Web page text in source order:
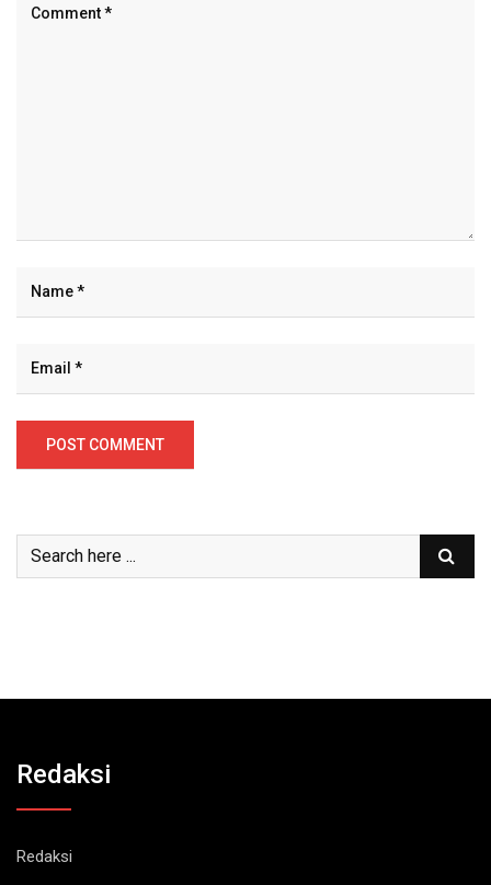
Redaksi
Redaksi